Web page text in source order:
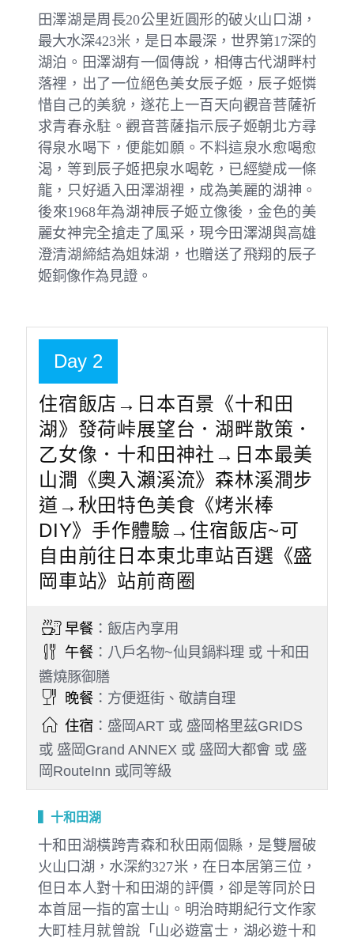
田澤湖是周長20公里近圓形的破火山口湖，
最大水深423米，是日本最深，世界第17深的
湖泊。田澤湖有一個傳說，相傳古代湖畔村
落裡，出了一位絕色美女辰子姬，辰子姬憐
惜自己的美貌，遂花上一百天向觀音菩薩祈
求青春永駐。觀音菩薩指示辰子姬朝北方尋
得泉水喝下，便能如願。不料這泉水愈喝愈
渴，等到辰子姬把泉水喝乾，已經變成一條
龍，只好遁入田澤湖裡，成為美麗的湖神。
後來1968年為湖神辰子姬立像後，金色的美
麗女神完全搶走了風采，現今田澤湖與高雄
澄清湖締結為姐妹湖，也贈送了飛翔的辰子
姬銅像作為見證。
Day 2
住宿飯店→日本百景《十和田
湖》發荷峠展望台．湖畔散策．
乙女像．十和田神社→日本最美
山澗《奧入瀨溪流》森林溪澗步
道→秋田特色美食《烤米棒
DIY》手作體驗→住宿飯店~可
自由前往日本東北車站百選《盛
岡車站》站前商圈
早餐：飯店內享用
午餐：八戶名物~仙貝鍋料理 或 十和田
醬燒豚御膳
晚餐：方便逛街、敬請自理
住宿：盛岡ART 或 盛岡格里茲GRIDS
或 盛岡Grand ANNEX 或 盛岡大都會 或 盛
岡RouteInn 或同等級
▍十和田湖
十和田湖橫跨青森和秋田兩個縣，是雙層破
火山口湖，水深約327米，在日本居第三位，
但日本人對十和田湖的評價，卻是等同於日
本首屈一指的富士山。明治時期紀行文作家
大町桂月就曾說「山必遊富士，湖必遊十和